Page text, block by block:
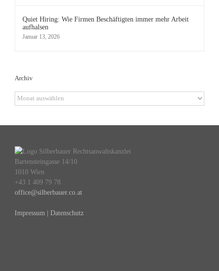
Quiet Hiring: Wie Firmen Beschäftigten immer mehr Arbeit
aufhalsen
Januar 13, 2026
Archiv
Archiv
Bartensteingasse 14/10
1010 Wien
+43 1 409 79 78
office@silberbauer.co.at
Impressum | Datenschutz